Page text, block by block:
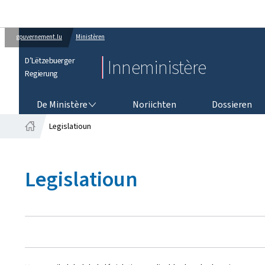
gouvernement.lu Ministèren
D’Lëtzebuerger
Regierung
Inneministère
De Ministère Noriichten
Dossieren
Legislatioun
Legislatioun